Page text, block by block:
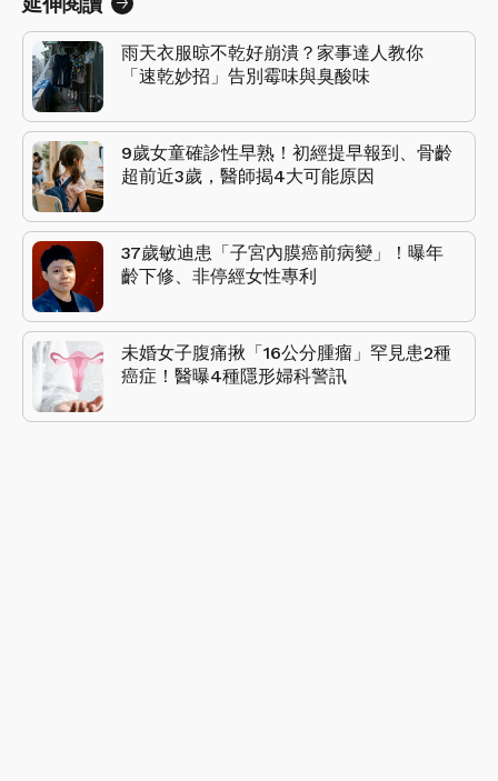
雨天衣服晾不乾好崩潰？家事達人教你
「速乾妙招」告別霉味與臭酸味
9歲女童確診性早熟！初經提早報到、骨齡
超前近3歲，醫師揭4大可能原因
37歲敏迪患「子宮內膜癌前病變」！曝年
齡下修、非停經女性專利
未婚女子腹痛揪「16公分腫瘤」罕見患2種
癌症！醫曝4種隱形婦科警訊